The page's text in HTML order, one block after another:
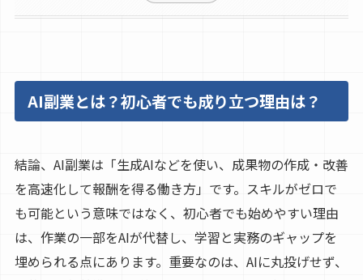
AI副業とは？初心者でも成り立つ理由は？
結論、AI副業は「生成AIなどを使い、成果物の作成・改善
を高速化して報酬を得る働き方」です。スキルがゼロで
も可能という意味ではなく、初心者でも始めやすい理由
は、作業の一部をAIが代替し、学習と実務のギャップを
埋められる点にあります。重要なのは、AIに丸投げせず、